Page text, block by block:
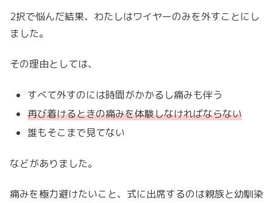
2択で悩んだ結果、わたしはワイヤーのみを外すことにし
ました。
その理由としては、
すべて外すのには時間がかかるし痛みも伴う
再び着けるときの痛みを体験しなければならない
誰もそこまで見てない
などがありました。
痛みを極力避けたいこと、式に出席するのは親族と幼馴染